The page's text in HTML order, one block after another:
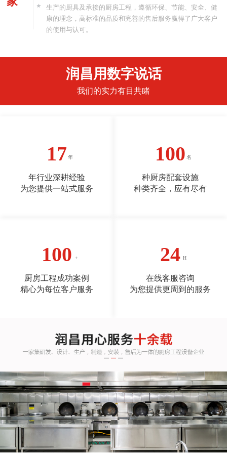
生产的厨具及承接的厨房工程，遵循环保、节能、安全、健
康的理念，高标准的品质和完善的售后服务赢得了广大客户
的使用与认可。
润昌用数字说话
我们的实力有目共睹
17
年行业深耕经验
为您提供一站式服务
100
种厨房配套设施
种类齐全，应有尽有
100
厨房工程成功案例
精心为每位客户服务
24
在线客服咨询
为您提供更周到的服务